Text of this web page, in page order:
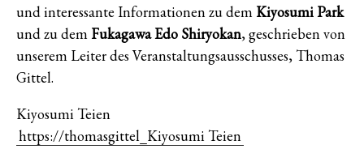
und interessante Informationen zu dem Kiyosumi Park
und zu dem Fukagawa Edo Shiryokan, geschrieben von
unserem Leiter des Veranstaltungsausschusses, Thomas
Gittel.
Kiyosumi Teien
https://thomasgittel_Kiyosumi Teien